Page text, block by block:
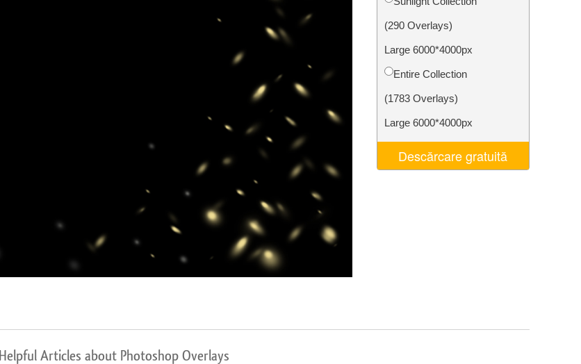
Date de Antrenament AI
(290 Overlays)
Large 6000*4000px
Entire Collection
(1783 Overlays)
Large 6000*4000px
Descărcare gratuită
Helpful Articles about Photoshop Overlays